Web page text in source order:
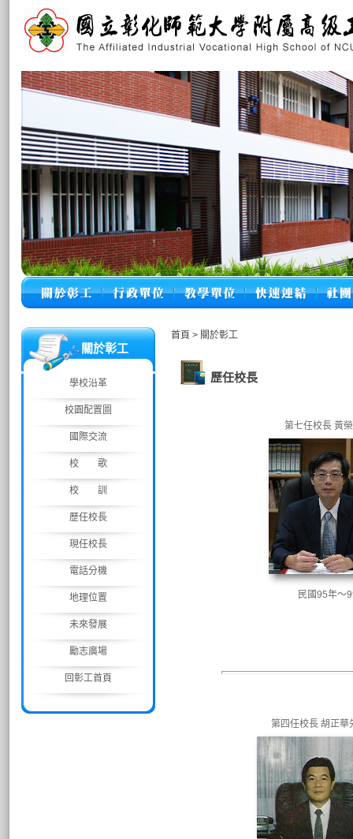
關於彰工
學校沿革
校園配置圖
國際交流
校 歌
校 訓
歷任校長
現任校長
電話分機
地理位置
未來發展
勵志廣場
回彰工首頁
首頁 > 關於彰工
歷任校長
第七任校長 黃
民國95年～
第四任校長 胡正華